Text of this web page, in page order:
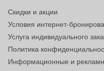
Скидки и акции
Условия интернет-
Услуга индивидуального
Политика
Информационные и